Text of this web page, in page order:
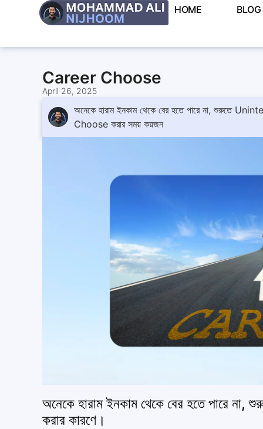
HOME BLOG
Career Choose
April 26, 2025
অনেকে হারাম ইনকাম থেকে বের হতে পারে না, শুরুতে
Choose করার সময় কয়জন
অনেকে হারাম ইনকাম থেকে বের হতে পারে
করার কারণে।